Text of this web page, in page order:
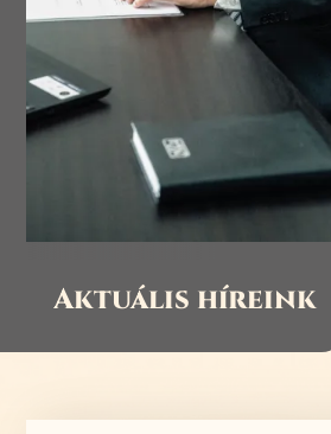
Aktuális híreink